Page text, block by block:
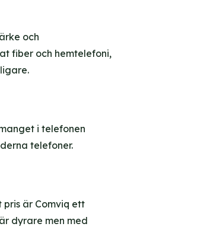
och
fiber och hemtelefoni,
i telefonen
telefoner.
är Comviq ett
dyrare men med